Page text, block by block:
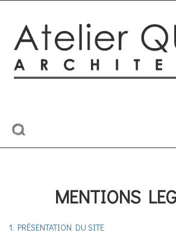
MENTIONS
1. PRÉSENTATION DU SITE